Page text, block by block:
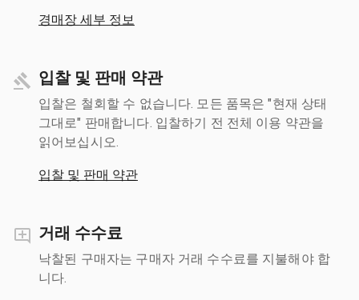
경매장 세부 정보
입찰 및 판매 약관
입찰은 철회할 수 없습니다. 모든 품목은 "현재 상태
그대로" 판매합니다. 입찰하기 전 전체 이용 약관을
읽어보십시오.
입찰 및 판매 약관
거래 수수료
낙찰된 구매자는 구매자 거래 수수료를 지불해야 합
니다.